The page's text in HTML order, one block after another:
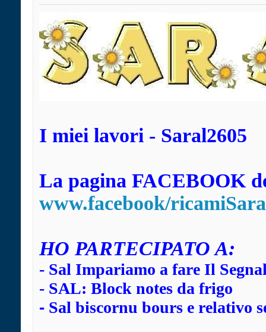
I miei lavori - Saral2605
La pagina FACEBOOK
www.facebook/ricamiSara
HO PARTECIPATO A:
- Sal Impariamo a fare Il
- SAL: Block notes da frigo
- Sal biscornu bours e relativo